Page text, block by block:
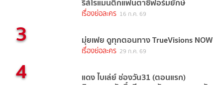
เรื่องย่อละคร 16 ก.ค. 69
3 มุ่ยเฟย ดูทุกตอนทาง TrueVisions NOW
เรื่องย่อละคร 29 ก.ค. 69
4 แดง ไบเล่ย์ ช่องวัน31 (ตอนแรก)